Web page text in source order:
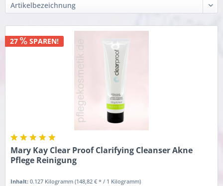
27 SPAREN!
Mary Kay Clear Proof Clarifying Cleanser Akne
Pflege Reinigung
Inhalt:0.127 Kilogramm(148,82 € * / 1 Kilogramm)